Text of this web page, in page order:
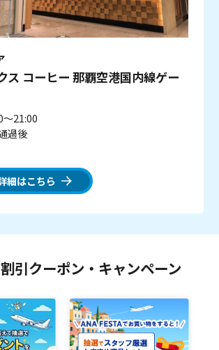
ス コーヒー 那覇空港国内線ゲー
～21:00
過後
細はこちら
引クーポン・キャンペーン